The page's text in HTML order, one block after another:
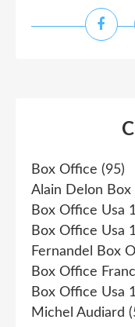
Box Office (95)
Alain Delon Box
Box Office Usa
Box Office Usa
Fernandel Box
Box Office
Box Office Usa
Michel Audiard